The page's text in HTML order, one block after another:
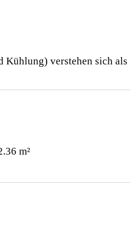
verstehen sich
m²